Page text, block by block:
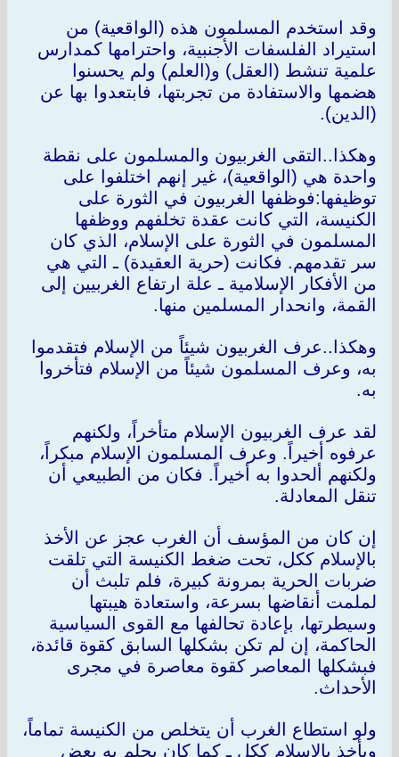
وقد استخدم المسلمون هذه (الواقعية) من
استيراد الفلسفات الأجنبية، واحترامها كمدارس
علمية تنشط (العقل) و(العلم) ولم يحسنوا
هضمها والاستفادة من تجربتها، فابتعدوا بها عن
(الدين).
وهكذا..التقى الغربيون والمسلمون على نقطة
واحدة هي (الواقعية)، غير إنهم اختلفوا على
توظيفها:فوظفها الغربيون في الثورة على
الكنيسة، التي كانت عقدة تخلفهم ووظفها
المسلمون في الثورة على الإسلام، الذي كان
سر تقدمهم. فكانت (حرية العقيدة) ـ التي هي
من الأفكار الإسلامية ـ علة ارتفاع الغربيين إلى
القمة، وانحدار المسلمين منها.
وهكذا..عرف الغربيون شيئاً من الإسلام فتقدموا
به، وعرف المسلمون شيئاً من الإسلام فتأخروا
به.
لقد عرف الغربيون الإسلام متأخراً، ولكنهم
عرفوه أخيراً. وعرف المسلمون الإسلام مبكراً،
ولكنهم ألحدوا به أخيراً. فكان من الطبيعي أن
تنقل المعادلة.
إن كان من المؤسف أن الغرب عجز عن الأخذ
بالإسلام ككل، تحت ضغط الكنيسة التي تلقت
ضربات الحرية بمرونة كبيرة، فلم تلبث أن
لملمت أنقاضها بسرعة، واستعادة هيبتها
وسيطرتها، بإعادة تحالفها مع القوى السياسية
الحاكمة، إن لم تكن بشكلها السابق كقوة قائدة،
فبشكلها المعاصر كقوة معاصرة في مجرى
الأحداث.
ولو استطاع الغرب أن يتخلص من الكنيسة تماماً،
ويأخذ بالإسلام ككل ـ كما كان يحلم به بعض